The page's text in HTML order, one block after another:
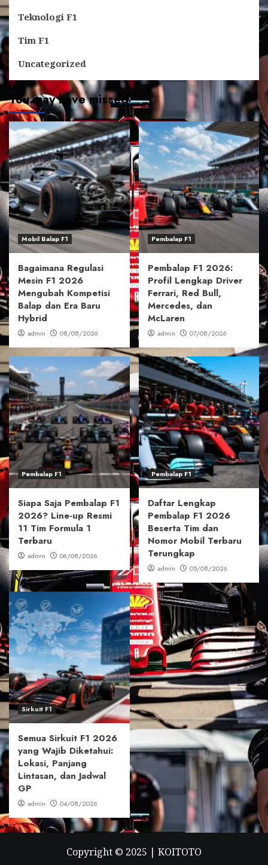
Teknologi F1
Tim F1
Uncategorized
You may have missed
Mobil Balap F1
Bagaimana Regulasi
Mesin F1 2026
Mengubah Kompetisi
Balap dan Era Baru
Hybrid
admin 08/08/2026
Pembalap F1
Pembalap F1 2026:
Profil Lengkap Driver
Ferrari, Red Bull,
Mercedes, dan
McLaren
admin 07/08/2026
Pembalap F1
Siapa Saja Pembalap F1
2026? Line-up Resmi
11 Tim Formula 1
Terbaru
admin 06/08/2026
Pembalap F1
Daftar Lengkap
Pembalap F1 2026
Beserta Tim dan
Nomor Mobil Terbaru
Terungkap
admin 05/08/2026
Sirkuit F1
Semua Sirkuit F1 2026
yang Wajib Diketahui:
Lokasi, Panjang
Lintasan, dan Jadwal
GP
admin 04/08/2026
Copyright © 2025 | KOITOTO